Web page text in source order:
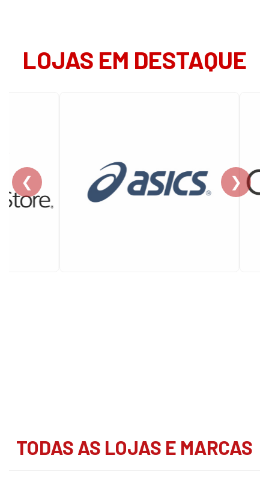
LOJAS EM DESTAQUE
❮ ❯
TODAS AS LOJAS E MARCAS